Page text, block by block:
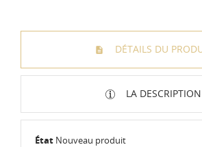
DÉTAILS DU
LA DESCRIPTION
État Nouveau produit